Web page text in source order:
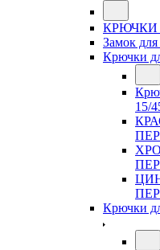
Замок
Крючки
15/
Крючки